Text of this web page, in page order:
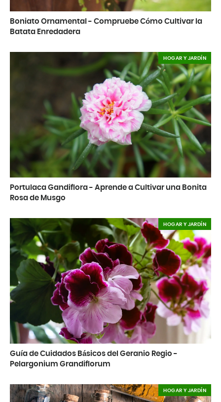
Boniato Ornamental - Compruebe Cómo Cultivar la
Batata Enredadera
Portulaca Gandiflora - Aprende a Cultivar una Bonita
Rosa de Musgo
HOGAR Y JARDÍN
Guía de Cuidados Básicos del Geranio Regio -
Pelargonium Grandiflorum
HOGAR Y JARDÍN
HOGAR Y JARDÍN